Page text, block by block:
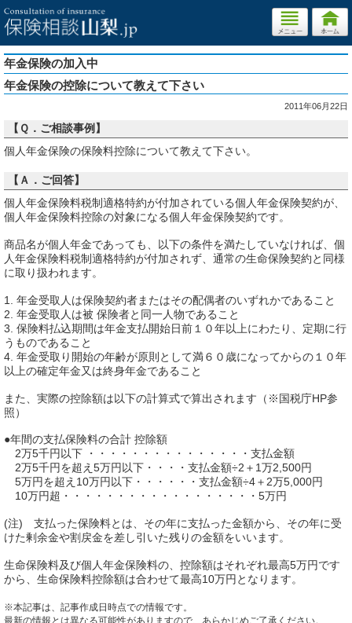
年金保険の加入中
年金保険の控除について教えて下さい
2011年06月22日
【Ｑ．ご相談事例】
個人年金保険の保険料控除について教えて下さい。
【Ａ．ご回答】
個人年金保険料税制適格特約が付加されている個人年金保険契約が、
個人年金保険料控除の対象になる個人年金保険契約です。
商品名が個人年金であっても、以下の条件を満たしていなければ、個
人年金保険料税制適格特約が付加されず、通常の生命保険契約と同様
に取り扱われます。
1. 年金受取人は保険契約者またはその配偶者のいずれかであること
2. 年金受取人は被 保険者と同一人物であること
3. 保険料払込期間は年金支払開始日前１０年以上にわたり、定期に行
うものであること
4. 年金受取り開始の年齢が原則として満６０歳になってからの１０年
以上の確定年金又は終身年金であること
また、実際の控除額は以下の計算式で算出されます（※国税庁HP参
照）
●年間の支払保険料の合計 控除額
2万5千円以下 ・・・・・・・・・・・・・・・支払金額
2万5千円を超え5万円以下・・・・支払金額÷2＋1万2,500円
5万円を超え10万円以下・・・・・・支払金額÷4＋2万5,000円
10万円超・・・・・・・・・・・・・・・・・・5万円
(注) 支払った保険料とは、その年に支払った金額から、その年に受
けた剰余金や割戻金を差し引いた残りの金額をいいます。
生命保険料及び個人年金保険料の、控除額はそれぞれ最高5万円です
から、生命保険料控除額は合わせて最高10万円となります。
※本記事は、記事作成日時点での情報です。
最新の情報とは異なる可能性がありますので、あらかじめご了承ください。